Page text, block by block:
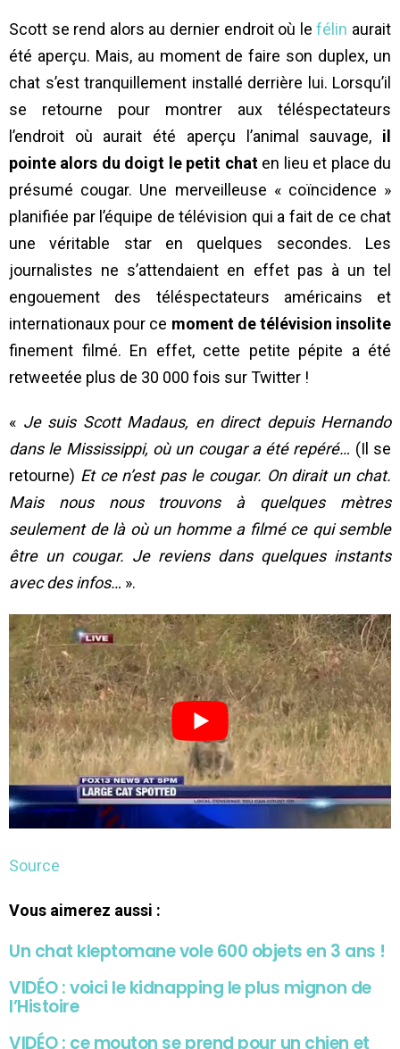
Scott se rend alors au dernier endroit où lefélin aurait
été aperçu. Mais, au moment de faire son duplex, un
chat s’est tranquillement installé derrière lui. Lorsqu’il
se retourne pour montrer aux téléspectateurs
l’endroit où aurait été aperçu l’animal sauvage, il
pointe alors du doigt le petit chaten lieu et place du
présumé cougar. Une merveilleuse « coïncidence »
planifiée par l’équipe de télévision qui a fait de ce chat
une véritable star en quelques secondes. Les
journalistes ne s’attendaient en effet pas à un tel
engouement des téléspectateurs américains et
internationaux pour ce moment de télévision insolite
finement filmé. En effet, cette petite pépite a été
retweetée plus de 30 000 fois sur Twitter !
« Je suis Scott Madaus, en direct depuis Hernando
dans le Mississippi, où un cougar a été repéré… (Il se
retourne) Et ce n’est pas le cougar. On dirait un chat.
Mais nous nous trouvons à quelques mètres
seulement de là où un homme a filmé ce qui semble
être un cougar. Je reviens dans quelques instants
avec des infos… ».
Source
Vous aimerez aussi :
Un chat kleptomane vole 600 objets en 3 ans !
VIDÉO : voici le kidnapping le plus mignon de
l’Histoire
VIDÉO : ce mouton se prend pour un chien et